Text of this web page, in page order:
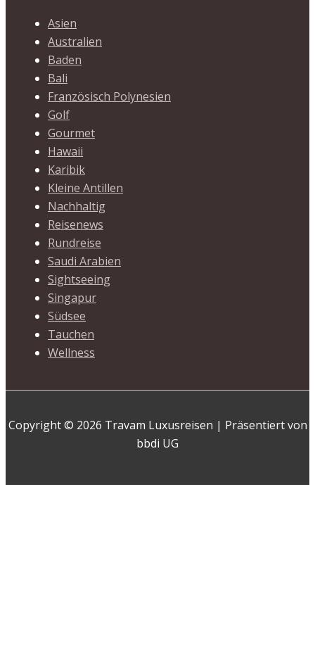
Asien
Australien
Baden
Bali
Französisch Polynesien
Golf
Gourmet
Hawaii
Karibik
Kleine Antillen
Nachhaltig
Reisenews
Rundreise
Saudi Arabien
Sightseeing
Singapur
Südsee
Tauchen
Wellness
Copyright © 2026 Travam Luxusreisen | Präsentiert von
bbdi UG